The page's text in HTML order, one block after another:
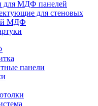
для МДФ панелей
для стеновых
МДФ
панели